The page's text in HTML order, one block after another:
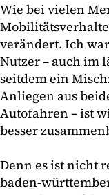
Wie bei vielen
verändert. Ich
Nutzer – auch im
seitdem ein
Anliegen aus
Autofahren – ist
besser
Denn es ist nicht
baden-